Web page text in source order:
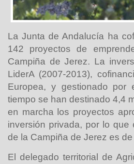
La Junta de Andalucía ha
142 proyectos de
Campiña de Jerez. La
LiderA (2007-2013),
Europea, y gestionado por
tiempo se han destinado 4,4
en marcha los proyectos
inversión privada, por lo que
de la Campiña de Jerez es
El delegado territorial de